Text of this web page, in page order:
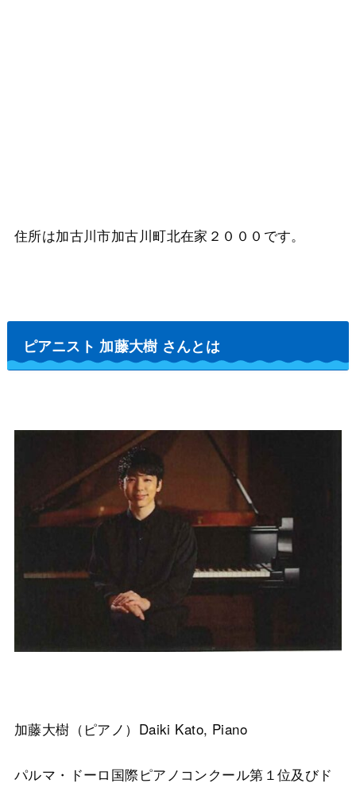
住所は加古川市加古川町北在家２０００です。
ピアニスト 加藤大樹 さんとは
加藤大樹（ピアノ）Daiki Kato, Piano
パルマ・ドーロ国際ピアノコンクール第１位及びド